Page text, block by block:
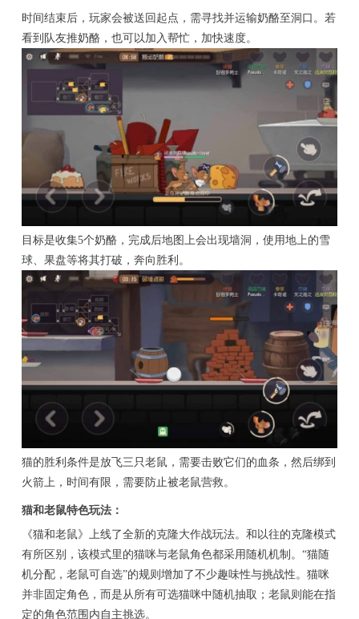
时间结束后，玩家会被送回起点，需寻找并运输奶酪至洞口。若
看到队友推奶酪，也可以加入帮忙，加快速度。
目标是收集5个奶酪，完成后地图上会出现墙洞，使用地上的雪
球、果盘等将其打破，奔向胜利。
猫的胜利条件是放飞三只老鼠，需要击败它们的血条，然后绑到
火箭上，时间有限，需要防止被老鼠营救。
猫和老鼠特色玩法：
《猫和老鼠》上线了全新的克隆大作战玩法。和以往的克隆模式
有所区别，该模式里的猫咪与老鼠角色都采用随机机制。“猫随
机分配，老鼠可自选”的规则增加了不少趣味性与挑战性。猫咪
并非固定角色，而是从所有可选猫咪中随机抽取；老鼠则能在指
定的角色范围内自主挑选。